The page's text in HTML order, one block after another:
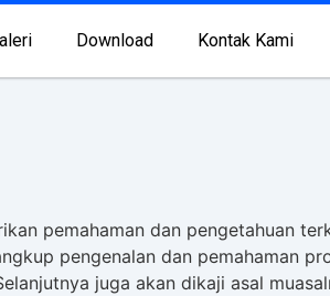
Download Kontak Kami
pemahaman dan pengetahuan
pengenalan dan pemahaman
juga akan dikaji asal